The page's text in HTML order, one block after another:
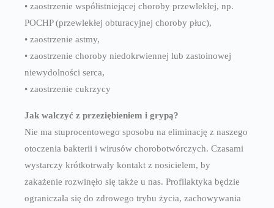
• zaostrzenie współistniejącej choroby przewlekłej, np.
POCHP (przewlekłej obturacyjnej choroby płuc),
• zaostrzenie astmy,
• zaostrzenie choroby niedokrwiennej lub zastoinowej
niewydolności serca,
• zaostrzenie cukrzycy
Jak walczyć z przeziębieniem i grypą?
Nie ma stuprocentowego sposobu na eliminację z naszego
otoczenia bakterii i wirusów chorobotwórczych. Czasami
wystarczy krótkotrwały kontakt z nosicielem, by
zakażenie rozwinęło się także u nas. Profilaktyka będzie
ograniczała się do zdrowego trybu życia, zachowywania